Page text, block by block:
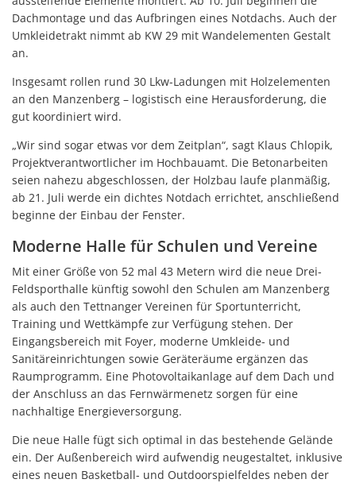
Dachmontage und das Aufbringen eines Notdachs. Auch der
Umkleidetrakt nimmt ab KW 29 mit Wandelementen Gestalt
an.
Insgesamt rollen rund 30 Lkw-Ladungen mit Holzelementen
an den Manzenberg – logistisch eine Herausforderung, die
gut koordiniert wird.
„Wir sind sogar etwas vor dem Zeitplan“, sagt Klaus Chlopik,
Projektverantwortlicher im Hochbauamt. Die Betonarbeiten
seien nahezu abgeschlossen, der Holzbau laufe planmäßig,
ab 21. Juli werde ein dichtes Notdach errichtet, anschließend
beginne der Einbau der Fenster.
Moderne Halle für Schulen und Vereine
Mit einer Größe von 52 mal 43 Metern wird die neue Drei-
Feldsporthalle künftig sowohl den Schulen am Manzenberg
als auch den Tettnanger Vereinen für Sportunterricht,
Training und Wettkämpfe zur Verfügung stehen. Der
Eingangsbereich mit Foyer, moderne Umkleide- und
Sanitäreinrichtungen sowie Geräteräume ergänzen das
Raumprogramm. Eine Photovoltaikanlage auf dem Dach und
der Anschluss an das Fernwärmenetz sorgen für eine
nachhaltige Energieversorgung.
Die neue Halle fügt sich optimal in das bestehende Gelände
ein. Der Außenbereich wird aufwendig neugestaltet, inklusive
eines neuen Basketball- und Outdoorspielfeldes neben der